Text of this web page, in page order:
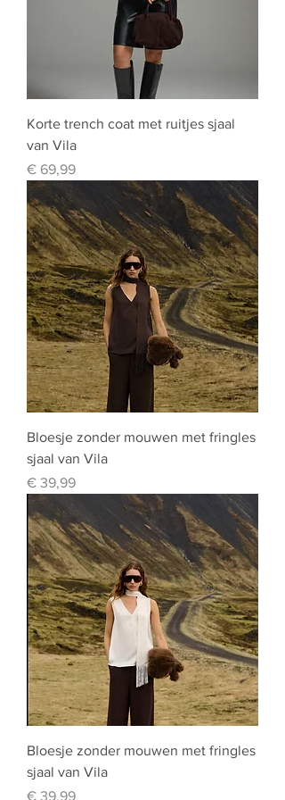
Korte trench coat met ruitjes sjaal
van Vila
Prijs
€ 69,99
Bloesje zonder mouwen met fringles
sjaal van Vila
Prijs
€ 39,99
Bloesje zonder mouwen met fringles
sjaal van Vila
Prijs
€ 39,99